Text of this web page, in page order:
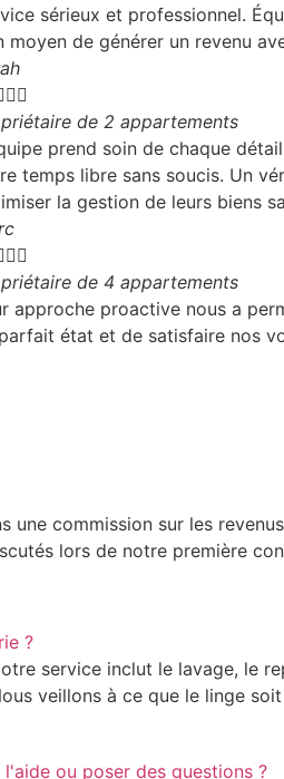
sérieux et professionnel.
moyen de générer un revenu

de 2 appartements
prend soin de chaque
temps libre sans soucis. Un
la gestion de leurs biens

de 4 appartements
approche proactive nous a
état et de satisfaire nos
commission sur les
lors de notre première
?
service inclut le lavage, le
veillons à ce que le linge
ou poser des questions ?